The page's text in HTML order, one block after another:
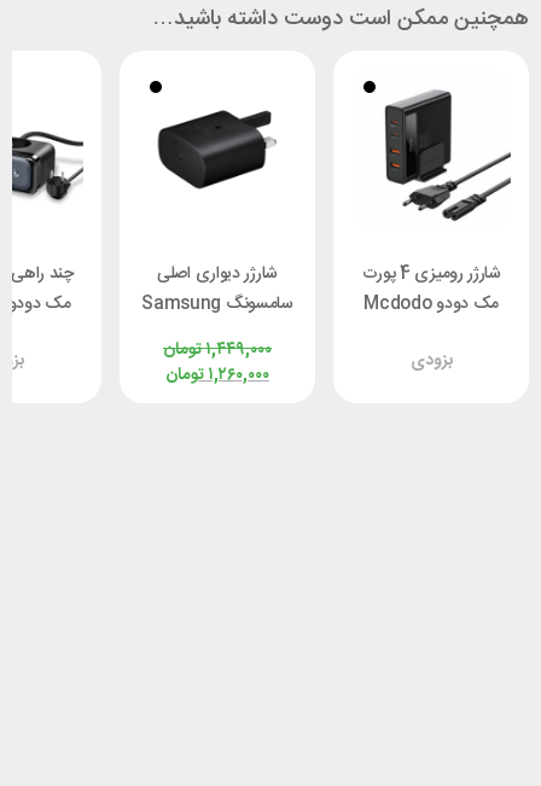
همچنین ممکن است دوست داشته باشید…
شارژر رومیزی 4 پورت
مک دودو Mcdodo
بزودی
شارژر دیواری اصلی
سامسونگ Samsung
واتتومان۱,۴۴۹,۰۰۰
تومان۱,۲۶۰,۰۰۰
چند راهی